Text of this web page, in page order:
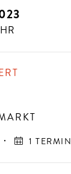
1 TERMIN